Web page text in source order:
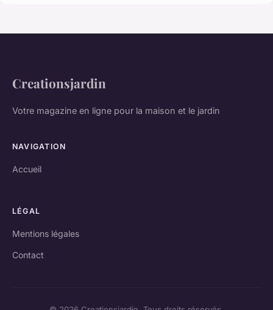
Creationsjardin
Votre magazine en ligne pour la maison et le jardin
NAVIGATION
Accueil
LÉGAL
Mentions légales
Contact